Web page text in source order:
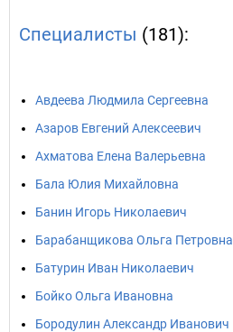
Специалисты (181):
Авдеева Людмила Сергеевна
Азаров Евгений Алексеевич
Ахматова Елена Валерьевна
Бала Юлия Михайловна
Банин Игорь Николаевич
Барабанщикова Ольга Петровна
Батурин Иван Николаевич
Бойко Ольга Ивановна
Бородулин Александр Иванович